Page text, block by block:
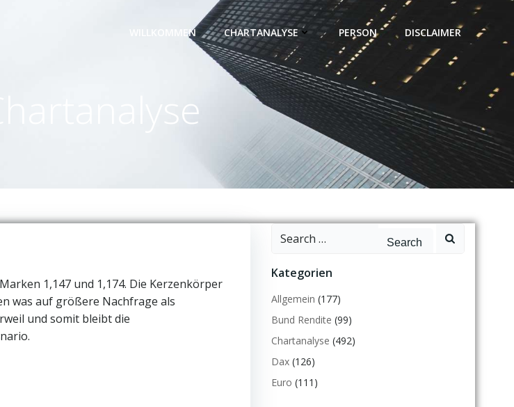
WILLKOMMEN CHARTANALYSE PERSON DISCLAIMER
1,147 und 1,174. Die Kerzenkörper
was auf größere Nachfrage als
und somit bleibt die
Search
Kategorien
Allgemein (177)
Bund Rendite (99)
Chartanalyse (492)
Dax (126)
Euro (111)